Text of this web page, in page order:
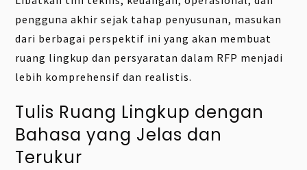
pengguna akhir sejak tahap penyusunan, masukan
dari berbagai perspektif ini yang akan membuat
ruang lingkup dan persyaratan dalam RFP menjadi
lebih komprehensif dan realistis.
Tulis Ruang Lingkup dengan
Bahasa yang Jelas dan
Terukur